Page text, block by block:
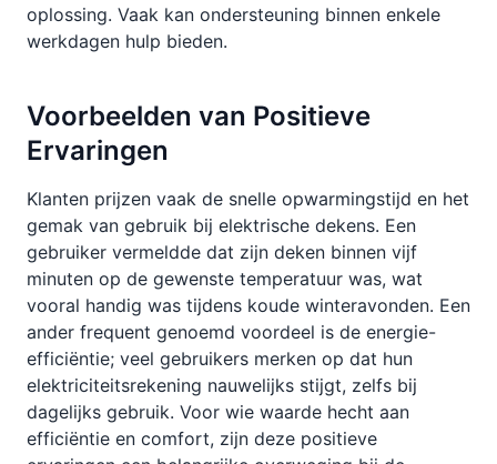
oplossing. Vaak kan ondersteuning binnen enkele
werkdagen hulp bieden.
Voorbeelden van Positieve
Ervaringen
Klanten prijzen vaak de snelle opwarmingstijd en het
gemak van gebruik bij elektrische dekens. Een
gebruiker vermeldde dat zijn deken binnen vijf
minuten op de gewenste temperatuur was, wat
vooral handig was tijdens koude winteravonden. Een
ander frequent genoemd voordeel is de energie-
efficiëntie; veel gebruikers merken op dat hun
elektriciteitsrekening nauwelijks stijgt, zelfs bij
dagelijks gebruik. Voor wie waarde hecht aan
efficiëntie en comfort, zijn deze positieve